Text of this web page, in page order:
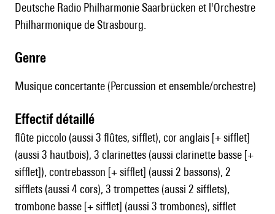
Deutsche Radio Philharmonie Saarbrücken et l'Orchestre
Philharmonique de Strasbourg.
genre
Musique concertante (Percussion et ensemble/orchestre)
effectif détaillé
flûte piccolo (aussi 3 flûtes, sifflet), cor anglais [+ sifflet]
(aussi 3 hautbois), 3 clarinettes (aussi clarinette basse [+
sifflet]), contrebasson [+ sifflet] (aussi 2 bassons), 2
sifflets (aussi 4 cors), 3 trompettes (aussi 2 sifflets),
trombone basse [+ sifflet] (aussi 3 trombones), sifflet